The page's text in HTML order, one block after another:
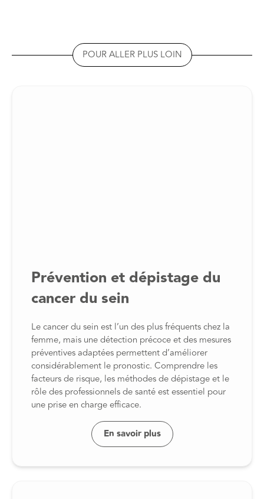
POUR ALLER PLUS LOIN
Prévention et dépistage du
cancer du sein
Le cancer du sein est l’un des plus fréquents chez la
femme, mais une détection précoce et des mesures
préventives adaptées permettent d’améliorer
considérablement le pronostic. Comprendre les
facteurs de risque, les méthodes de dépistage et le
rôle des professionnels de santé est essentiel pour
une prise en charge efficace.
En savoir plus